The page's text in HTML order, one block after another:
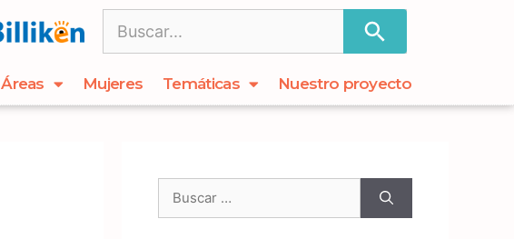
Áreas Mujeres Temáticas Nuestro proyecto